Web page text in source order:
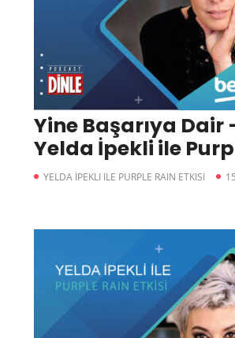
Yine Başarıya Dair
Yelda İpekli ile
Etkisi
YELDA İPEKLI ILE PURPLE RAIN ETKISI